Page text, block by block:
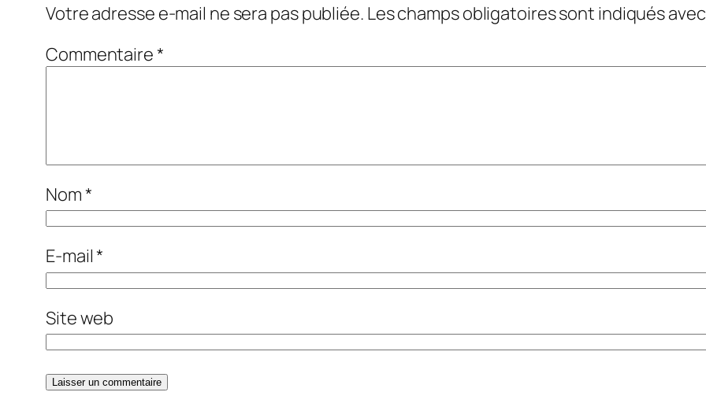
Votre adresse e-mail ne sera pas publiée. Les champs obligatoires sont indiqués
Commentaire*
Nom*
E-mail*
Site web